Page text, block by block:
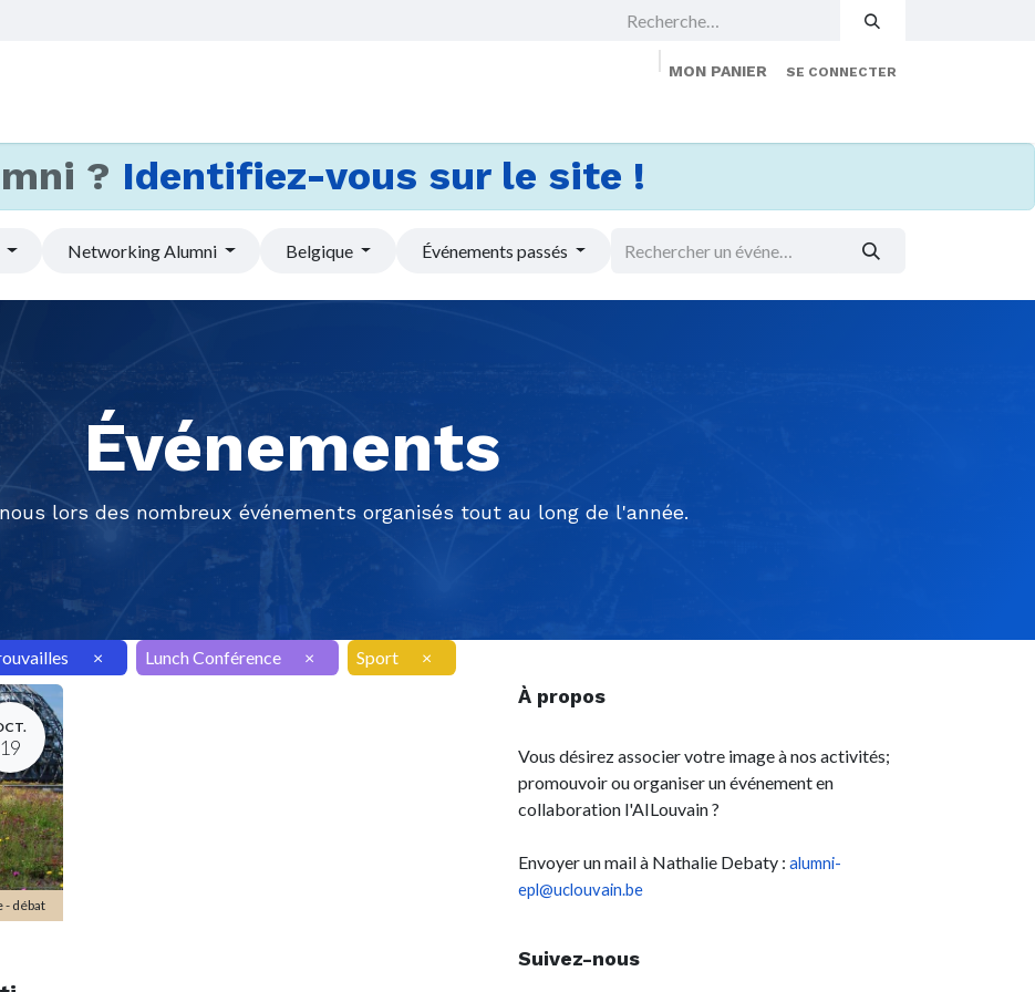
MON PANIER SE CONNECTER
? Identifiez-vous sur le site !
Networking Alumni Belgique Événements passés
Événements
lors des nombreux événements organisés tout au long de l'année.
× Lunch Conférence × Sport ×
19
- débat
À propos
Vous désirez associer votre image à nos activités;
promouvoir ou organiser un événement en
collaboration l'AILouvain ?
Envoyer un mail à Nathalie Debaty : alumni-
epl@uclouvain.be
Suivez-nous